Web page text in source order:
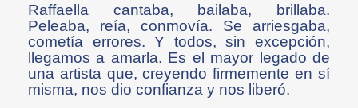
Raffaella cantaba, bailaba, brillaba.
Peleaba, reía, conmovía. Se arriesgaba,
cometía errores. Y todos, sin excepción,
llegamos a amarla. Es el mayor legado de
una artista que, creyendo firmemente en sí
misma, nos dio confianza y nos liberó.